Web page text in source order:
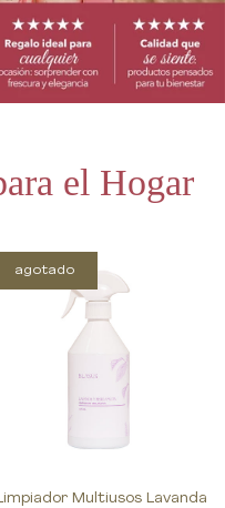
el Hogar
Multiusos Lavanda
agotado